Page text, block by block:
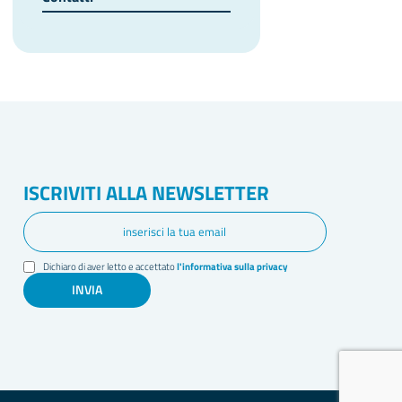
ISCRIVITI ALLA NEWSLETTER
Dichiaro di aver letto e accettatol'informativa sulla privacy
INVIA